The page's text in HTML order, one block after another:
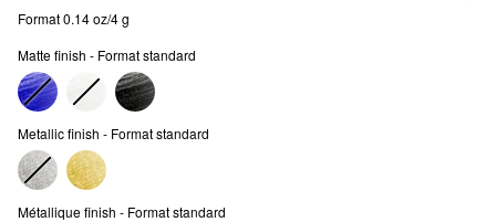
Format 0.14 oz/4 g
Matte finish - Format standard
Metallic finish - Format standard
Métallique finish - Format standard